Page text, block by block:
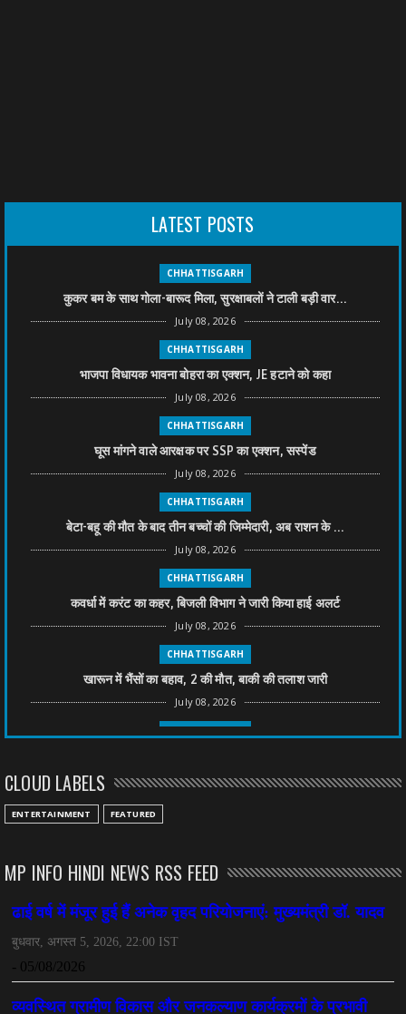
LATEST POSTS
CHHATTISGARH
कुकर बम के साथ गोला-बारूद मिला, सुरक्षाबलों ने टाली बड़ी वार...
July 08, 2026
CHHATTISGARH
भाजपा विधायक भावना बोहरा का एक्शन, JE हटाने को कहा
July 08, 2026
CHHATTISGARH
घूस मांगने वाले आरक्षक पर SSP का एक्शन, सस्पेंड
July 08, 2026
CHHATTISGARH
बेटा-बहू की मौत के बाद तीन बच्चों की जिम्मेदारी, अब राशन के ...
July 08, 2026
CHHATTISGARH
कवर्धा में करंट का कहर, बिजली विभाग ने जारी किया हाई अलर्ट
July 08, 2026
CHHATTISGARH
खारून में भैंसों का बहाव, 2 की मौत, बाकी की तलाश जारी
July 08, 2026
CHHATTISGARH
July 08, 2026
CHHATTISGARH
महादेव ऐप केस में बड़ा एक्शन, सौरभ चंद्राकर हिरासत में
तीजन बाई को याद करेगा छत्तीसगढ़ का लोक कला जगत
July 07, 2026
CLOUD LABELS
ENTERTAINMENT FEATURED
MP INFO HINDI NEWS RSS FEED